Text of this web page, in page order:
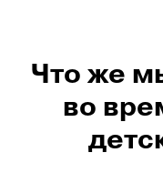
Что же
во